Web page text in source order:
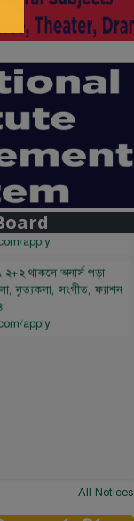
অনার্স পড়ার
৪ বছরে মোট খরচ ২
আবেদন লিংকঃ
apply
নৃত্যকলা, সংগীত, ফ্যাশন
apply
All Notices